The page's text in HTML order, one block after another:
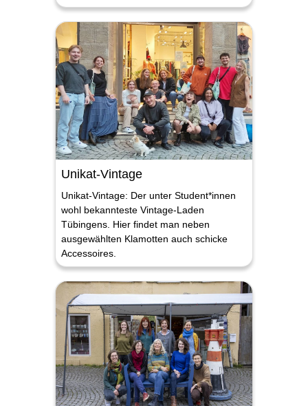
Unikat-Vintage
Unikat-Vintage: Der unter Student*innen
wohl bekannteste Vintage-Laden
Tübingens. Hier findet man neben
ausgewählten Klamotten auch schicke
Accessoires.